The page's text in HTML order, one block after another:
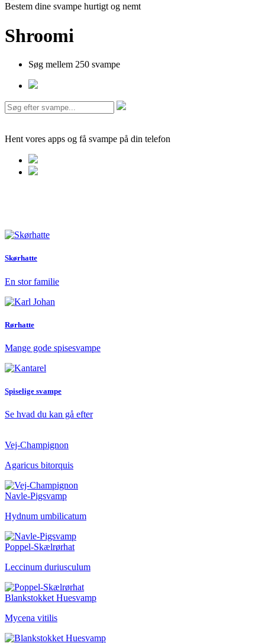
Bestem dine svampe hurtigt og nemt
Shroomi
Søg mellem 250 svampe
Hent vores apps og få svampe på din telefon
Skørhatte
En stor familie
Rørhatte
Mange gode spisesvampe
Spiselige svampe
Se hvad du kan gå efter
Vej-Champignon
Agaricus bitorquis
Navle-Pigsvamp
Hydnum umbilicatum
Poppel-Skælrørhat
Leccinum duriusculum
Blankstokket Huesvamp
Mycena vitilis